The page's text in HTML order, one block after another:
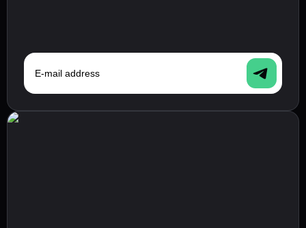
E-mail address